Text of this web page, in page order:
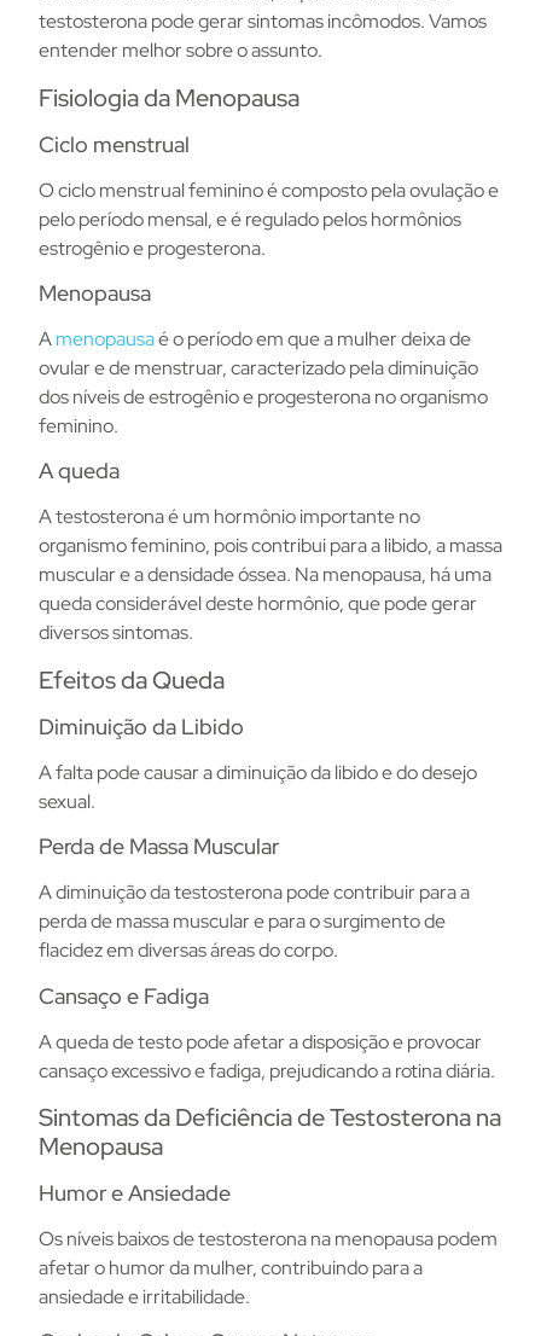
testosterona pode gerar sintomas incômodos. Vamos
entender melhor sobre o assunto.
Fisiologia da Menopausa
Ciclo menstrual
O ciclo menstrual feminino é composto pela ovulação e
pelo período mensal, e é regulado pelos hormônios
estrogênio e progesterona.
Menopausa
Amenopausaé o período em que a mulher deixa de
ovular e de menstruar, caracterizado pela diminuição
dos níveis de estrogênio e progesterona no organismo
feminino.
A queda
A testosterona é um hormônio importante no
organismo feminino, pois contribui para a libido, a massa
muscular e a densidade óssea. Na menopausa, há uma
queda considerável deste hormônio, que pode gerar
diversos sintomas.
Efeitos da Queda
Diminuição da Libido
A falta pode causar a diminuição da libido e do desejo
sexual.
Perda de Massa Muscular
A diminuição da testosterona pode contribuir para a
perda de massa muscular e para o surgimento de
flacidez em diversas áreas do corpo.
Cansaço e Fadiga
A queda de testo pode afetar a disposição e provocar
cansaço excessivo e fadiga, prejudicando a rotina diária.
Sintomas da Deficiência de Testosterona na
Menopausa
Humor e Ansiedade
Os níveis baixos de testosterona na menopausa podem
afetar o humor da mulher, contribuindo para a
ansiedade e irritabilidade.